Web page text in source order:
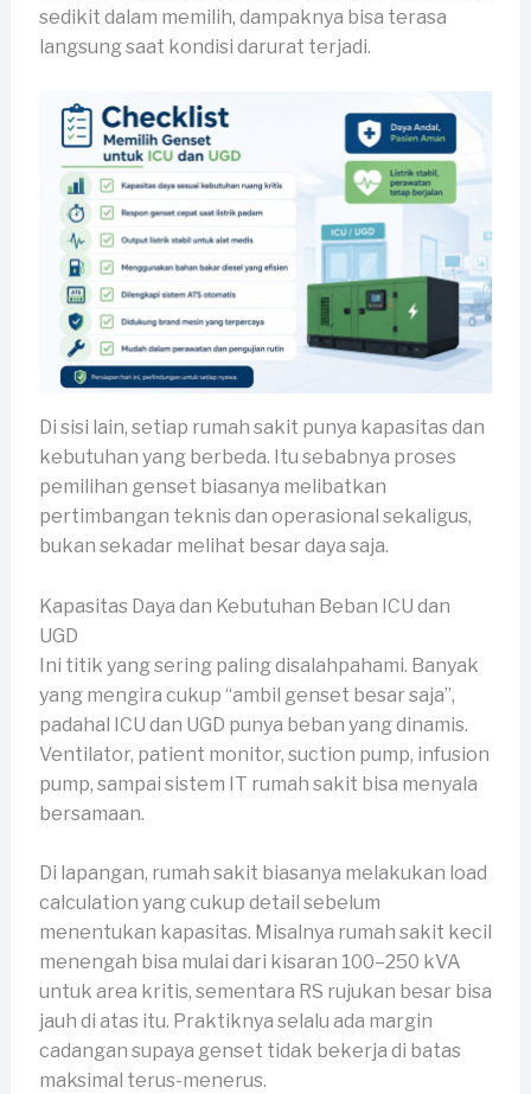
sedikit dalam memilih, dampaknya bisa terasa
langsung saat kondisi darurat terjadi.
Di sisi lain, setiap rumah sakit punya kapasitas dan
kebutuhan yang berbeda. Itu sebabnya proses
pemilihan genset biasanya melibatkan
pertimbangan teknis dan operasional sekaligus,
bukan sekadar melihat besar daya saja.
Kapasitas Daya dan Kebutuhan Beban ICU dan
UGD
Ini titik yang sering paling disalahpahami. Banyak
yang mengira cukup “ambil genset besar saja”,
padahal ICU dan UGD punya beban yang dinamis.
Ventilator, patient monitor, suction pump, infusion
pump, sampai sistem IT rumah sakit bisa menyala
bersamaan.
Di lapangan, rumah sakit biasanya melakukan load
calculation yang cukup detail sebelum
menentukan kapasitas. Misalnya rumah sakit kecil
menengah bisa mulai dari kisaran 100–250 kVA
untuk area kritis, sementara RS rujukan besar bisa
jauh di atas itu. Praktiknya selalu ada margin
cadangan supaya genset tidak bekerja di batas
maksimal terus-menerus.